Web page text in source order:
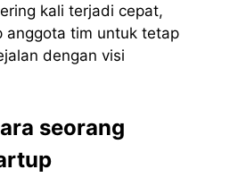
kali terjadi cepat,
anggota tim untuk tetap
dengan visi
seorang